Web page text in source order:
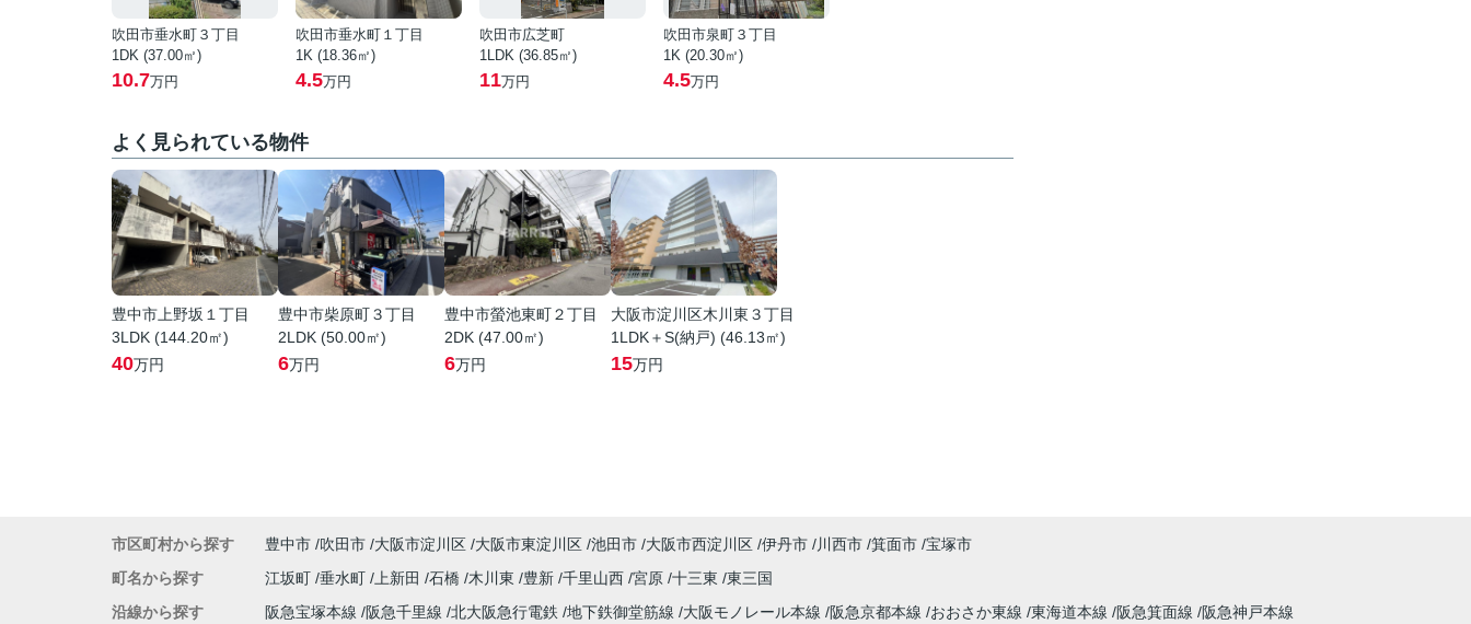
吹田市垂水町３丁目
1DK (37.00㎡)
10.7万円
吹田市垂水町１丁目
1K (18.36㎡)
4.5万円
吹田市広芝町
1LDK (36.85㎡)
11万円
吹田市泉町３丁目
1K (20.30㎡)
4.5万円
よく見られている物件
豊中市上野坂１丁目
3LDK (144.20㎡)
40万円
豊中市柴原町３丁目
2LDK (50.00㎡)
6万円
豊中市螢池東町２丁目
2DK (47.00㎡)
6万円
大阪市淀川区木川東３丁目
1LDK＋S(納戸) (46.13㎡)
15万円
市区町村から探す 豊中市 吹田市 大阪市淀川区 大阪市東淀川区 池田市 大阪市西淀川区 伊丹市 川西市 箕面市 宝塚市
町名から探す
江坂町 垂水町 上新田 石橋 木川東 豊新 千里山西 宮原 十三東 東三国
沿線から探す
阪急宝塚本線 阪急千里線 北大阪急行電鉄 地下鉄御堂筋線 大阪モノレール本線 阪急京都本線 おおさか東線 東海道本線 阪急箕面線
阪急神戸本線